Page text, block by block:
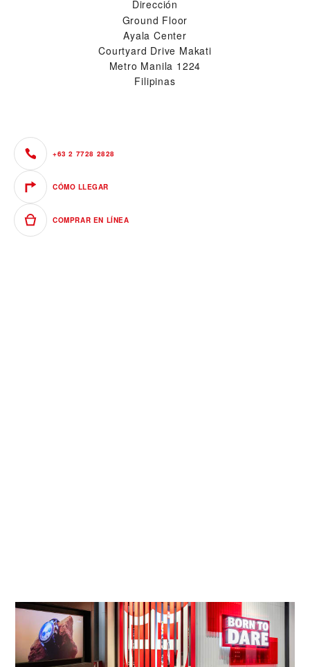
Dirección
Ground Floor
Ayala Center
Courtyard Drive Makati
Metro Manila 1224
Filipinas
+63 2 7728 2828
CÓMO LLEGAR
COMPRAR EN LÍNEA